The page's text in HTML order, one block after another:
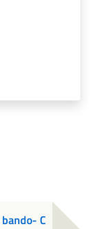
C